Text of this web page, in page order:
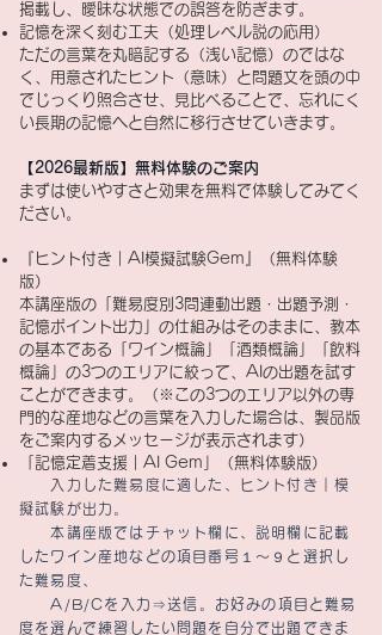
掲載し、曖昧な状態での誤答を防ぎます。
記憶を深く刻む工夫（処理レベル説の応用）
ただの言葉を丸暗記する（浅い記憶）のではな
く、用意されたヒント（意味）と問題文を頭の中
でじっくり照合させ、見比べることで、忘れにく
い長期の記憶へと自然に移行させていきます。
【2026最新版】無料体験のご案内
まずは使いやすさと効果を無料で体験してみてく
ださい。
『ヒント付き｜AI模擬試験Gem』（無料体験
版）
本講座版の「難易度別3問連動出題・出題予測・
記憶ポイント出力」の仕組みはそのままに、教本
の基本である「ワイン概論」「酒類概論」「飲料
概論」の3つのエリアに絞って、AIの出題を試す
ことができます。（※この3つのエリア以外の専
門的な産地などの言葉を入力した場合は、製品版
をご案内するメッセージが表示されます）
​「記憶定着支援｜AI Gem」（無料体験版）
入力した難易度に適した、
ヒント付き｜模
擬試験が出力。
本講座版ではチャット欄に、説明欄に記載
したワイン産地などの項目番号１～９と選択し
た難易度、
A/B/Cを入力⇒送信。お好みの項目と難易
度を選んで練習したい問題を自分で出題できま